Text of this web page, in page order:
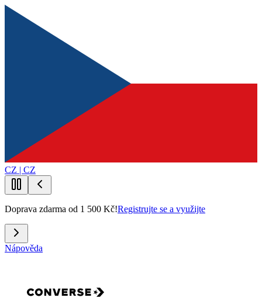
CZ | CZ
Doprava zdarma od 1 500 Kč!Registrujte se a využijte
Nápověda